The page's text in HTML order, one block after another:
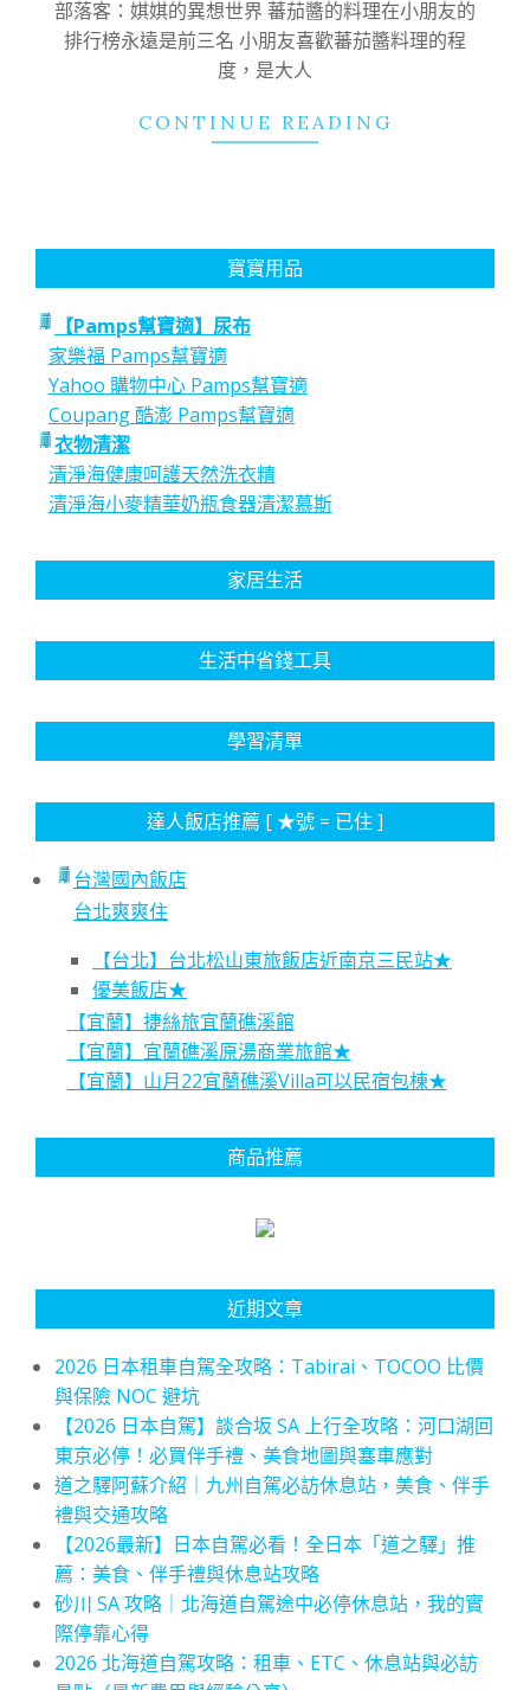
部落客：娸娸的異想世界 蕃茄醬的料理在小朋友的
排行榜永遠是前三名 小朋友喜歡蕃茄醬料理的程
度，是大人
CONTINUE READING
寶寶用品
【Pamps幫寶適】尿布
家樂福 Pamps幫寶適
Yahoo 購物中心 Pamps幫寶適
Coupang 酷澎 Pamps幫寶適
衣物清潔
清淨海健康呵護天然洗衣精
清淨海小麥精華奶瓶食器清潔慕斯
家居生活
生活中省錢工具
學習清單
達人飯店推薦 [ ★號 = 已住 ]
台灣國內飯店
台北爽爽住
【台北】台北松山東旅飯店近南京三民站★
優美飯店★
【宜蘭】捷絲旅宜蘭礁溪館
【宜蘭】宜蘭礁溪原湯商業旅館★
【宜蘭】山月22宜蘭礁溪Villa可以民宿包棟★
商品推薦
近期文章
2026 日本租車自駕全攻略：Tabirai、TOCOO 比價
與保險 NOC 避坑
【2026 日本自駕】談合坂 SA 上行全攻略：河口湖回
東京必停！必買伴手禮、美食地圖與塞車應對
道之驛阿蘇介紹｜九州自駕必訪休息站，美食、伴手
禮與交通攻略
【2026最新】日本自駕必看！全日本「道之驛」推
薦：美食、伴手禮與休息站攻略
砂川 SA 攻略｜北海道自駕途中必停休息站，我的實
際停靠心得
2026 北海道自駕攻略：租車、ETC、休息站與必訪